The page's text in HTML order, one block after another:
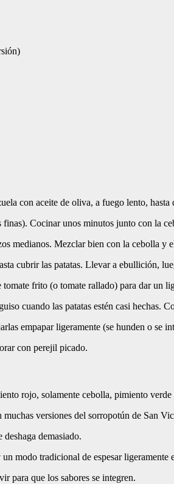
con aceite de oliva, a fuego lento, hasta
Cocinar unos minutos junto con la
medianos. Mezclar bien con la cebolla y
cubrir las patatas. Llevar a ebullición,
tomate frito (o tomate rallado) para dar un
cuando las patatas estén casi hechas.
empapar ligeramente (se hunden o se
con perejil picado.
rojo, solamente cebolla, pimiento
versiones del sorropotún de San
demasiado.
modo tradicional de espesar ligeramente
para que los sabores se integren.